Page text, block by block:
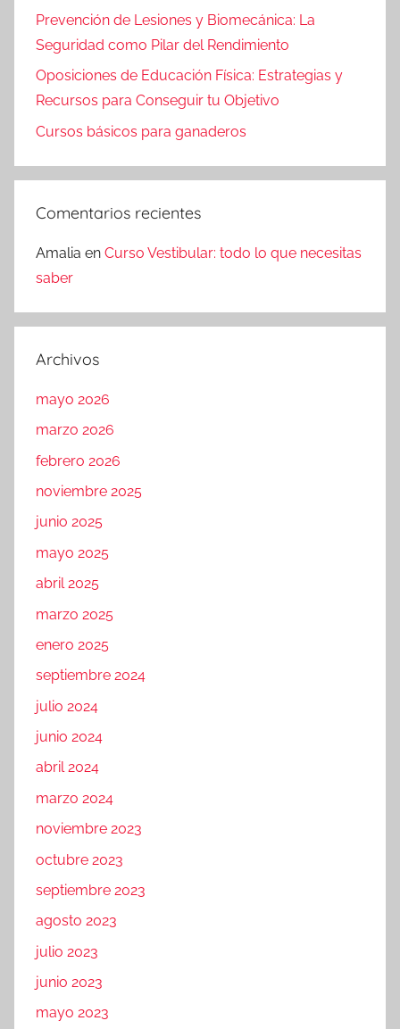
Prevención de Lesiones y Biomecánica: La
Seguridad como Pilar del Rendimiento
Oposiciones de Educación Física: Estrategias y
Recursos para Conseguir tu Objetivo
Cursos básicos para ganaderos
Comentarios recientes
Amalia en Curso Vestibular: todo lo que necesitas
saber
Archivos
mayo 2026
marzo 2026
febrero 2026
noviembre 2025
junio 2025
mayo 2025
abril 2025
marzo 2025
enero 2025
septiembre 2024
julio 2024
junio 2024
abril 2024
marzo 2024
noviembre 2023
octubre 2023
septiembre 2023
agosto 2023
julio 2023
junio 2023
mayo 2023